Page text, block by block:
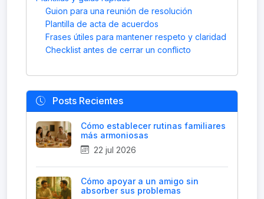
Guion para una reunión de resolución
Plantilla de acta de acuerdos
Frases útiles para mantener respeto y claridad
Checklist antes de cerrar un conflicto
Posts Recientes
Cómo establecer rutinas familiares
más armoniosas
22 jul 2026
Cómo apoyar a un amigo sin
absorber sus problemas